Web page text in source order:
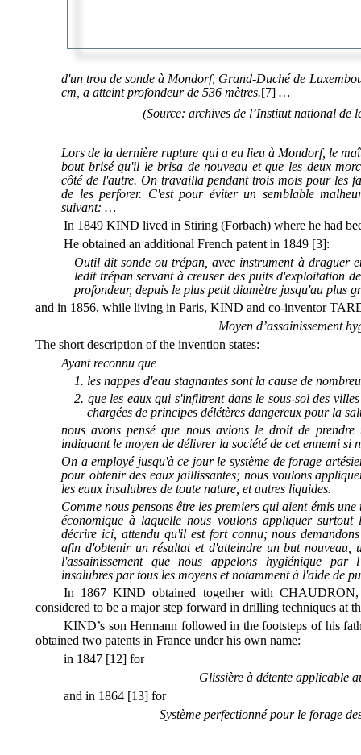
d'un trou de sonde à Mondorf, Grand-Duché de
cm, a atteint profondeur de 536 mètres.[7] …
(Source: archives de l’Institut national de
Lors de la dernière rupture qui a eu lieu à Mondorf, le
bout brisé qu'il le brisa de nouveau et que les deux
côté de l'autre. On travailla pendant trois mois pour les
de les perforer. C'est pour éviter un semblable
suivant: …
In 1849 KIND lived in Stiring (Forbach) where he had
He obtained an additional French patent in 1849 [3]:
Outil dit sonde ou trépan, avec instrument à draguer
ledit trépan servant à creuser des puits d'exploitation
profondeur, depuis le plus petit diamètre jusqu'au plus
and in 1856, while living in Paris, KIND and co-inventor
Moyen d’assainissement
The short description of the invention states:
Ayant reconnu que
les nappes d'eau stagnantes sont la cause de
que les eauxqui s'infiltrent dans le sous-soldes villes
chargées de principes délétères dangereux pour la
nous avons pensé que nous avions le droit de
indiquant le moyen de délivrer la société de cet ennemi si
On a employé jusqu'à ce jour le système de forage
pour obtenir des eaux jaillissantes; nous voulons
les eaux insalubres de toute nature, et autres liquides.
Comme nous pensons être les premiers qui aient émis
économique à laquelle nous voulons appliquer
décrire ici, attendu qu'il est fort connu; nous
afin d'obtenir un résultat et d'atteindre un but nouveau,
l'assainissement que nous appelons hygiénique par
insalubres par tous les moyens et notamment à l'aide de
In 1867 KIND obtained together with
considered to be a major step forward in drilling techniques at
KIND’s son Hermann followed in the footsteps of his
obtained two patents in France under his own name:
in 1847 [12] for
Glissière à détente applicable
and in 1864 [13] for
Système perfectionné pour le forage